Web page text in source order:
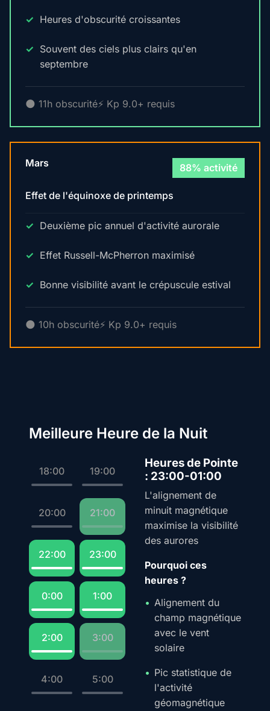
Heures d'obscurité croissantes
Souvent des ciels plus clairs qu'en
septembre
🌑 11h obscurité⚡ Kp 9.0+ requis
Mars 88% activité
Effet de l'équinoxe de printemps
Deuxième pic annuel d'activité aurorale
Effet Russell-McPherron maximisé
Bonne visibilité avant le crépuscule estival
🌑 10h obscurité⚡ Kp 9.0+ requis
Meilleure Heure de la Nuit
18:00 19:00
20:00 21:00
22:00 23:00
0:00 1:00
2:00 3:00
4:00 5:00
Heures de Pointe
: 23:00-01:00
L'alignement de
minuit magnétique
maximise la visibilité
des aurores
Pourquoi ces
heures ?
Alignement du
champ magnétique
avec le vent
solaire
Pic statistique de
l'activité
géomagnétique